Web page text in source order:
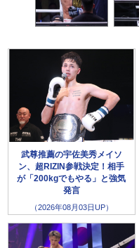
武尊推薦の宇佐美秀メイソ
ン、超RIZIN参戦決定！相手
が「200kgでもやる」と強気
発言
（2026年08月03日UP）